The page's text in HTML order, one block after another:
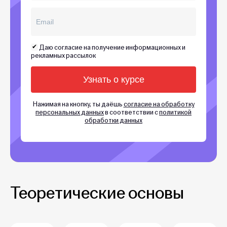
Даю согласие на получение информационных и
рекламных рассылок
Нажимая на кнопку, ты даёшьсогласие на обработку
персональных данныхв соответствии сполитикой
обработки данных
Теоретические основы